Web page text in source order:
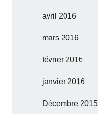
avril 2016
mars 2016
février 2016
janvier 2016
Décembre 2015